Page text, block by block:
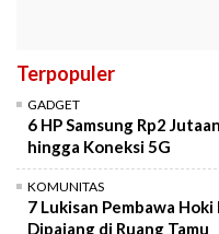
Terpopuler
GADGET
6 HP Samsung Rp2
hingga Koneksi 5G
KOMUNITAS
7 Lukisan Pembawa
Dipajang di Ruang Tamu